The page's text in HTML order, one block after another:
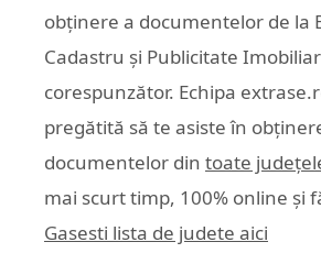
obținere a documentelor de la
Cadastru și Publicitate
corespunzător. Echipa
pregătită să te asiste în
documentelor din toate
mai scurt timp, 100% online și
Gasesti lista de judete aici